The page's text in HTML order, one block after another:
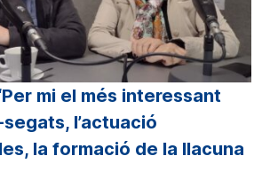
mi el més interessant
l’actuació
la formació de la llacuna